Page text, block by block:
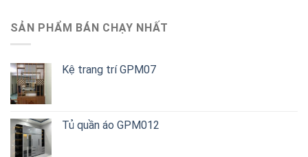
SẢN PHẨM BÁN CHẠY NHẤT
Kệ trang trí GPM07
Tủ quần áo GPM012